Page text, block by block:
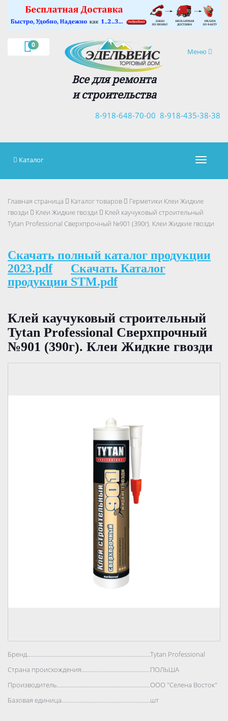
0
Навигация
Меню
Все для ремонта
и строительства
8-918-435-38-38
8-918-648-70-00
×
Каталог
Главная страница Каталог товаров
Герметики Клеи Жидкие
гвозди
Клеи Жидкие гвозди
Клей каучуковый строительный
Tytan Professional Сверхпрочный №901 (390г). Клеи Жидкие гвозди
Скачать полный каталог продукции
2023.pdf
Скачать Каталог
продукции STM.pdf
Клей каучуковый строительный
Tytan Professional Сверхпрочный
№901 (390г). Клеи Жидкие гвозди
Бренд..................................................................................Tytan Professional
Страна происхождения..................................................................................
ПОЛЬША
Производитель..................................................................................ООО "Селена Восток"
Базовая единица..................................................................................
шт